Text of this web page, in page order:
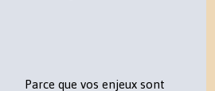
Parce que vos enjeux sont